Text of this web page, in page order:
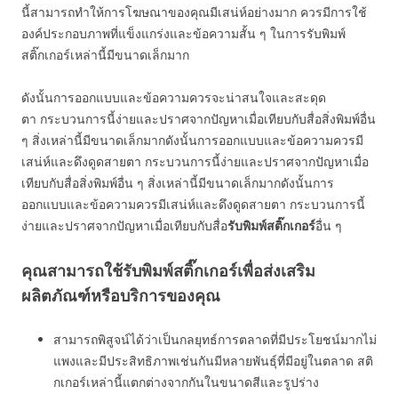
นี้สามารถทำให้การโฆษณาของคุณมีเสน่ห์อย่างมาก ควรมีการใช้
องค์ประกอบภาพที่แข็งแกร่งและข้อความสั้น ๆ ในการรับพิมพ์
สติ๊กเกอร์เหล่านี้มีขนาดเล็กมาก
ดังนั้นการออกแบบและข้อความควรจะน่าสนใจและสะดุด
ตา กระบวนการนี้ง่ายและปราศจากปัญหาเมื่อเทียบกับสื่อสิ่งพิมพ์อื่น
ๆ สิ่งเหล่านี้มีขนาดเล็กมากดังนั้นการออกแบบและข้อความควรมี
เสน่ห์และดึงดูดสายตา กระบวนการนี้ง่ายและปราศจากปัญหาเมื่อ
เทียบกับสื่อสิ่งพิมพ์อื่น ๆ สิ่งเหล่านี้มีขนาดเล็กมากดังนั้นการ
ออกแบบและข้อความควรมีเสน่ห์และดึงดูดสายตา กระบวนการนี้
ง่ายและปราศจากปัญหาเมื่อเทียบกับสื่อรับพิมพ์สติ๊กเกอร์อื่น ๆ
คุณสามารถใช้รับพิมพ์สติ๊กเกอร์เพื่อส่งเสริม
ผลิตภัณฑ์หรือบริการของคุณ
สามารถพิสูจน์ได้ว่าเป็นกลยุทธ์การตลาดที่มีประโยชน์มากไม่
แพงและมีประสิทธิภาพเช่นกันมีหลายพันธุ์ที่มีอยู่ในตลาด สติ
กเกอร์เหล่านี้แตกต่างจากกันในขนาดสีและรูปร่าง